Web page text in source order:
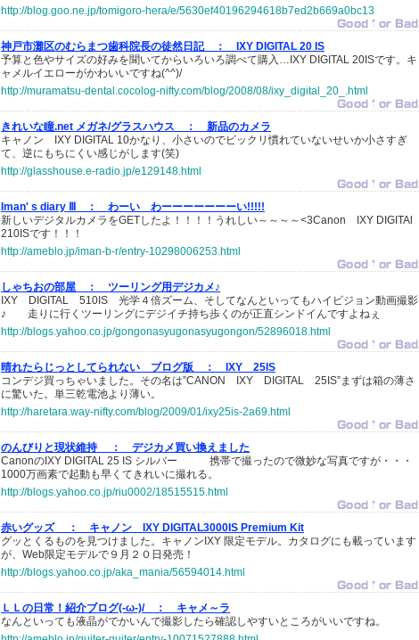
http://blog.goo.ne.jp/tomigoro-hera/e/5630ef40196294618b7ed2b669a0bc13
神戸市灘区のむらまつ歯科院長の徒然日記 ：
IXY DIGITAL 20 IS
予算と色やサイズの好みを聞いてからいろいろ調べて購入…IXY DIGITAL 20ISです。キ
ャメルイエローがかわいいですね(^^)/
http://muramatsu-dental.cocolog-nifty.com/blog/2008/08/ixy_digital_20_.html
きれいな瞳.net メガネ/グラスハウス ：
新品のカメラ
キャノン IXY DIGITAL 10かなり、小さいのでビックリ慣れていないせいか小さすぎ
て、逆にもちにくい感じがします(笑)
http://glasshouse.e-radio.jp/e129148.html
Iman' s diary Ⅲ ：
わーい わーーーーーーーい!!!!!
新しいデジタルカメラをGETしたよ！！！！うれしい～～～～<3Canon IXY DIGITAl
210ISです！！！
http://ameblo.jp/iman-b-r/entry-10298006253.html
しゃちおの部屋 ：
ツーリング用デジカメ♪
IXY DIGITAL 510IS 光学４倍ズーム、そしてなんといってもハイビジョン動画撮影
♪ 走りに行くツーリングにデジイチ持ち歩くのが正直シンドイんですよねぇ
http://blogs.yahoo.co.jp/gongonasyugonasyugongon/52896018.html
晴れたらじっとしてられない ブログ版 ：
IXY 25IS
コンデジ買っちゃいました。その名は”CANON IXY DIGITAL 25IS”まずは箱の薄さ
に驚いた。単三乾電池より薄い。
http://haretara.way-nifty.com/blog/2009/01/ixy25is-2a69.html
のんびりと現状維持 ：
デジカメ買い換えました
CanonのIXY DIGITAL 25 IS シルバー 携帯で撮ったので微妙な写真ですが・・・
1000万画素で起動も早くてきれいに撮れる。
http://blogs.yahoo.co.jp/riu0002/18515515.html
赤いグッズ ：
キャノン IXY DIGITAL3000IS Premium Kit
グッとくるものを見つけました。キャノンIXY 限定モデル。カタログにも載っています
が、Web限定モデルで９月２０日発売！
http://blogs.yahoo.co.jp/aka_mania/56594014.html
ＬＬの日常！紹介ブログ(-ω-)/ ：
キャメ～ラ
なんといっても液晶がでかいんで撮影したら確認しやすいところがいいですね。